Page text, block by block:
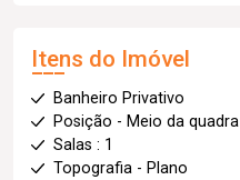
Itens do Imóvel
Banheiro Privativo
Posição - Meio da quadra
Salas : 1
Topografia - Plano